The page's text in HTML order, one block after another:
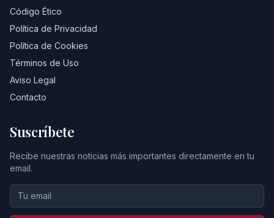
Código Ético
Política de Privacidad
Política de Cookies
Términos de Uso
Aviso Legal
Contacto
Suscríbete
Recibe nuestras noticias más importantes directamente en tu
email.